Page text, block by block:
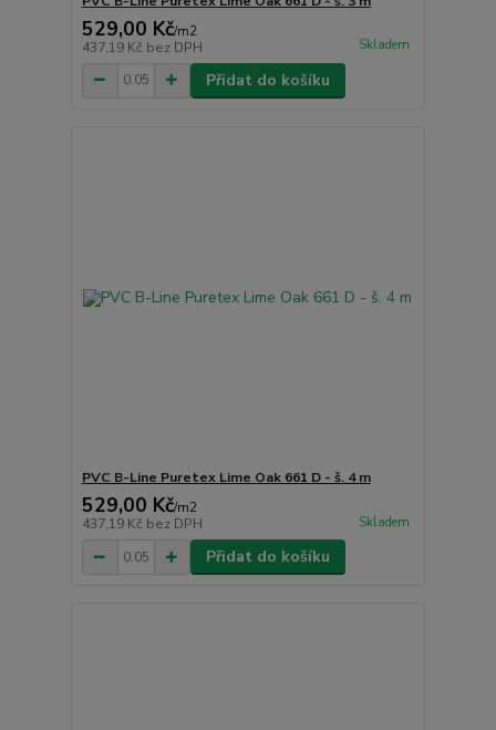
529,00 Kč/m2
437,19 Kč bez DPH Skladem
Přidat do košíku
PVC B-Line Puretex Lime Oak 661 D - š. 4 m
529,00 Kč/m2
437,19 Kč bez DPH Skladem
Přidat do košíku